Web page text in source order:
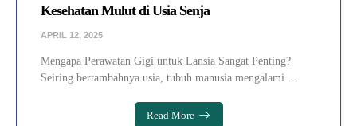
Kesehatan Mulut di Usia Senja
APRIL 12, 2025
Mengapa Perawatan Gigi untuk Lansia Sangat Penting?
Seiring bertambahnya usia, tubuh manusia mengalami …
Read More